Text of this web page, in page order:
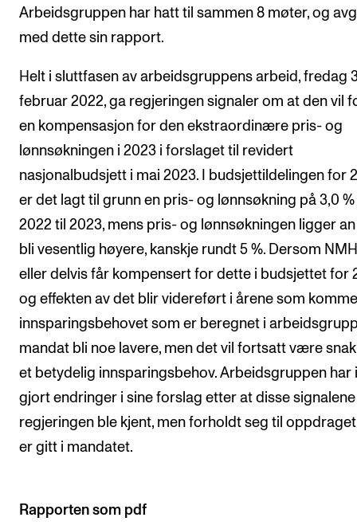
Hvem gjør hva i administrasjonen?
Arbeidsgruppen har hatt til sammen 8 møter, og
med dette sin rapport.
Helt i sluttfasen av arbeidsgruppens arbeid, fredag
februar 2022, ga regjeringen signaler om at den vil
en kompensasjon for den ekstraordinære pris- og
lønnsøkningen i 2023 i forslaget til revidert
nasjonalbudsjett i mai 2023. I budsjettildelingen for
er det lagt til grunn en pris- og lønnsøkning på 3,0
2022 til 2023, mens pris- og lønnsøkningen ligger
bli vesentlig høyere, kanskje rundt 5 %. Dersom
eller delvis får kompensert for dette i budsjettet for
og effekten av det blir videreført i årene som
innsparingsbehovet som er beregnet i
mandat bli noe lavere, men det vil fortsatt være
et betydelig innsparingsbehov. Arbeidsgruppen har
gjort endringer i sine forslag etter at disse
regjeringen ble kjent, men forholdt seg til
er gitt i mandatet.
Rapporten som pdf